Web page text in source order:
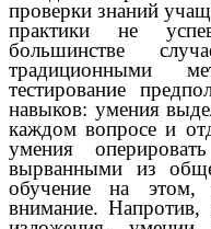
проверки знаний
практики не
большинстве
традиционными
тестирование
навыков: умения
каждом вопросе и
умения
вырванными из
обучение на этом,
внимание. Напротив,